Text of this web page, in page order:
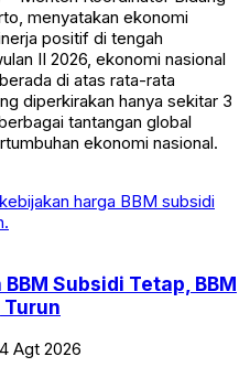
menyatakan ekonomi
positif di tengah
II 2026, ekonomi nasional
di atas rata-rata
diperkirakan hanya sekitar 3
tantangan global
ekonomi nasional.
Subsidi Tetap, BBM
Agt 2026